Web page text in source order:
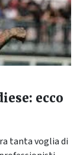
ecco
tanta voglia di